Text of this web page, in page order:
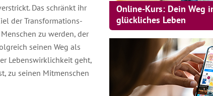
Das schränkt ihr
der Transformations-
zu werden, der
seinen Weg als
Lebenswirklichkeit geht,
zu seinen Mitmenschen
Online-Kurs: Dein Weg
glückliches Leben